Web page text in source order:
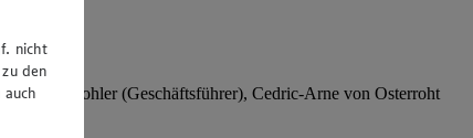
Wohler (Geschäftsführer), Cedric-Arne von Osterroht
nicht
den